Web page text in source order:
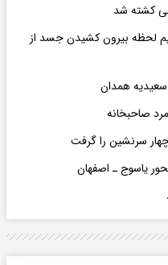
کشته شد
لحظه بیرون کشیدن جسد از
همدان
صاحبخانه
چهار سرنشین را گرفت